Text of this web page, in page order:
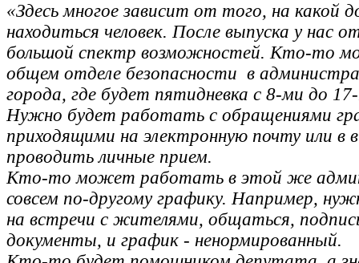
«Здесь многое зависит от того, на какой
находиться человек. После выпуска у нас
большой спектр возможностей. Кто-то
общем отделе безопасности в
города, где будет пятидневка с 8-ми до
Нужно будет работать с обращениями
приходящими на электронную почту или в
проводить личные прием.
Кто-то может работать в этой же
совсем по-другому графику. Например,
на встречи с жителями, общаться,
документы, и график - ненормированный.